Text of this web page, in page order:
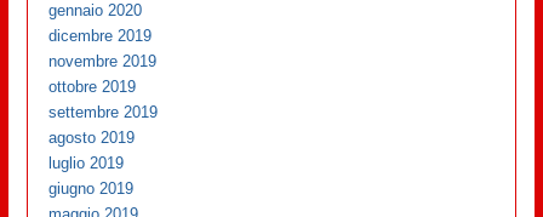
gennaio 2020
dicembre 2019
novembre 2019
ottobre 2019
settembre 2019
agosto 2019
luglio 2019
giugno 2019